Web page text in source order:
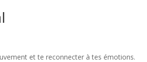
et te reconnecter à tes émotions.